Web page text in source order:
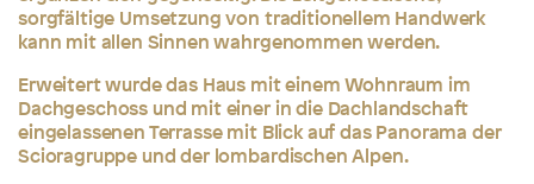
sorgfältige Umsetzung von traditionellem Handwerk
kann mit allen Sinnen wahrgenommen werden.
Erweitert wurde das Haus mit einem Wohnraum im
Dachgeschoss und mit einer in die Dachlandschaft
eingelassenen Terrasse mit Blick auf das Panorama der
Scioragruppe und der lombardischen Alpen.